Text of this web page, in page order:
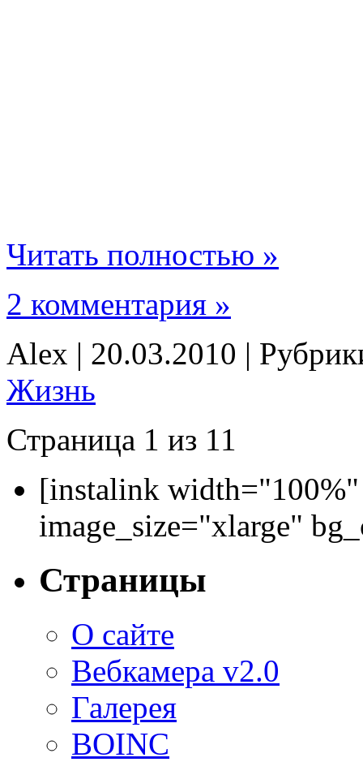
Читать полностью »
2 комментария »
Alex | 20.03.2010 |
Жизнь
Страница 1 из 11
[instalink
image_size="xlarge"
Страницы
О сайте
Вебкамера v2.0
Галерея
BOINC